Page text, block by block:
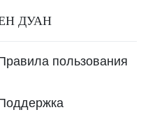
ДУАН
пользования